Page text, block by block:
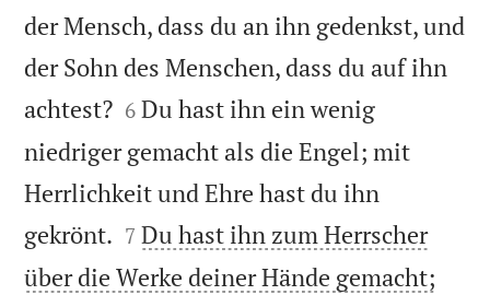
der Mensch, dass du an ihn gedenkst, und
der Sohn des Menschen, dass du auf ihn
achtest?
6 Du hast ihn ein wenig
niedriger gemacht als die Engel; mit
Herrlichkeit und Ehre hast du ihn
gekrönt. 

7 Du hast ihn zum Herrscher
über die Werke deiner Hände gemacht;